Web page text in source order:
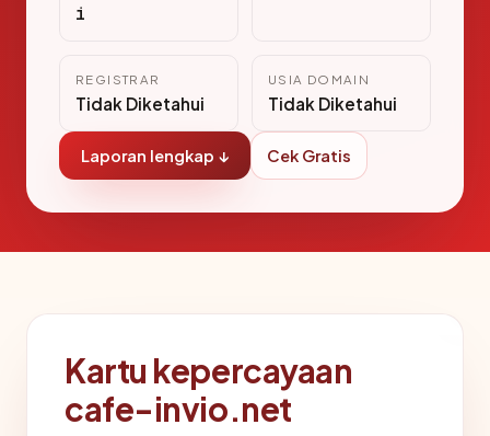
i
REGISTRAR
Tidak Diketahui
USIA DOMAIN
Tidak Diketahui
Laporan lengkap ↓ Cek Gratis
Kartu kepercayaan
cafe-invio.net